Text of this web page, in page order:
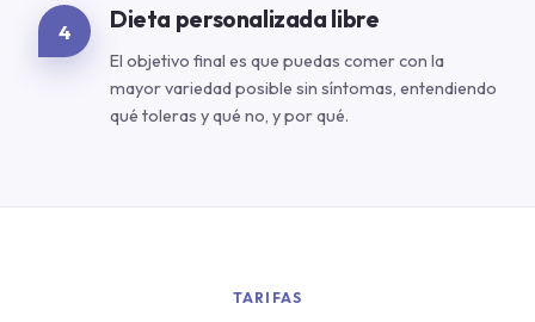
4 Dieta personalizada libre
El objetivo final es que puedas comer con la
mayor variedad posible sin síntomas, entendiendo
qué toleras y qué no, y por qué.
TARIFAS